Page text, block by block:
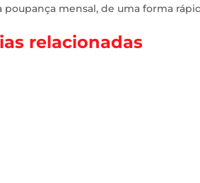
poupança mensal, de uma forma
relacionadas